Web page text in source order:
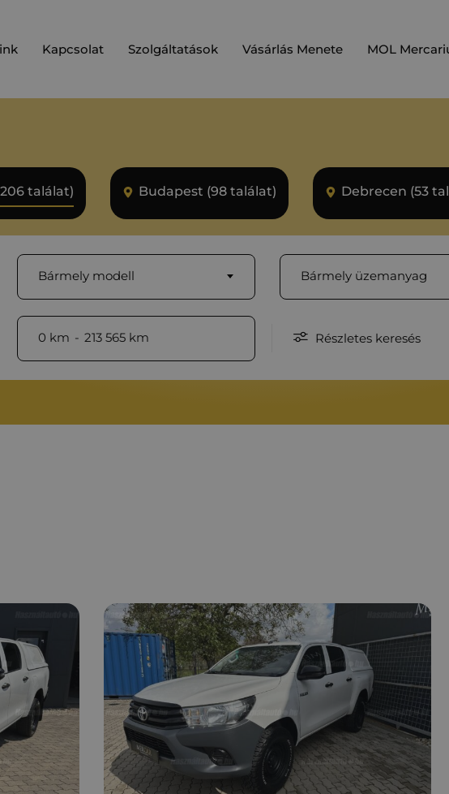
Kapcsolat Szolgáltatások Vásárlás Menete MOL
találat) Budapest (98 találat) Debrecen (53
Bármely modell Bármely üzemanyag
0 km - 213 565 km Részletes keresés